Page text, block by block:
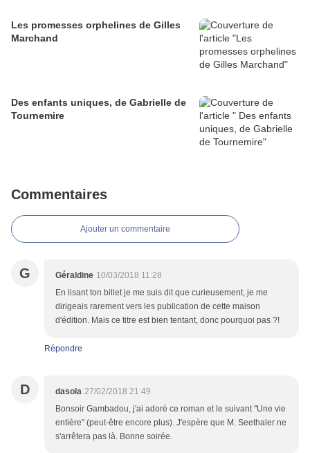
Les promesses orphelines de Gilles
Marchand
Des enfants uniques, de Gabrielle de
Tournemire
Commentaires
Ajouter un commentaire
G Géraldine 10/03/2018 11:28
En lisant ton billet je me suis dit que curieusement, je me
dirigeais rarement vers les publication de cette maison
d'édition. Mais ce titre est bien tentant, donc pourquoi pas ?!
Répondre
D dasola 27/02/2018 21:49
Bonsoir Gambadou, j'ai adoré ce roman et le suivant "Une vie
entière" (peut-être encore plus). J'espère que M. Seethaler ne
s'arrêtera pas là. Bonne soirée.